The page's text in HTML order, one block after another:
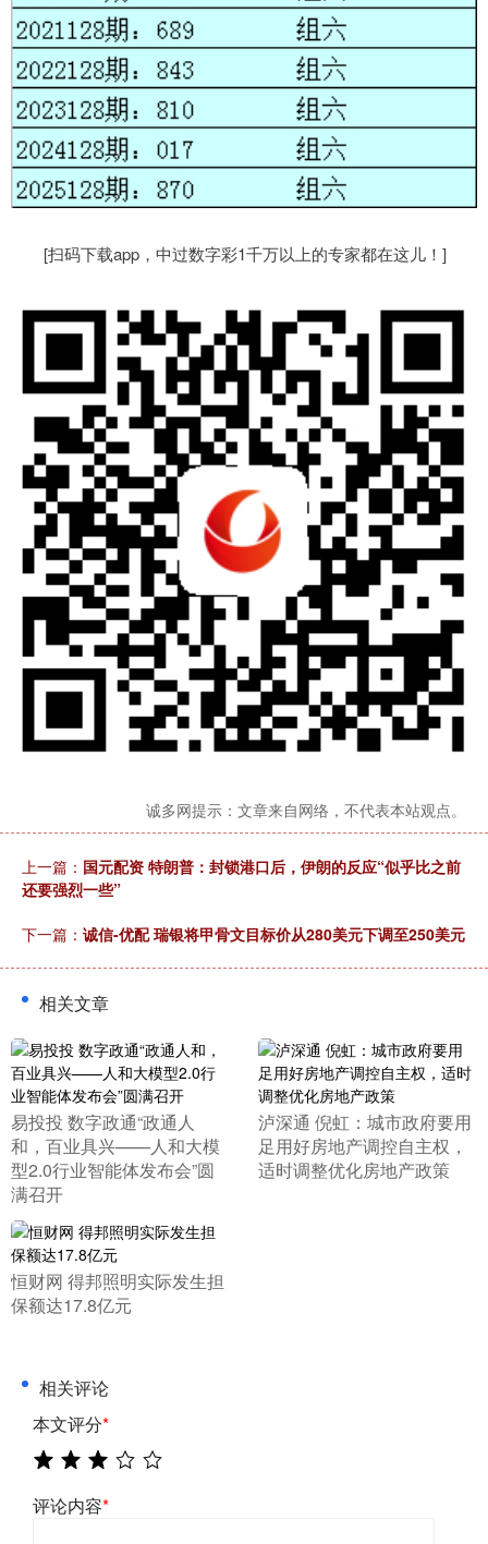
[扫码下载app，中过数字彩1千万以上的专家都在这儿！]
诚多网提示：文章来自网络，不代表本站观点。
上一篇： 国元配资 特朗普：封锁港口后，伊朗的反应“似乎比之前
还要强烈一些”
下一篇： 诚信-优配 瑞银将甲骨文目标价从280美元下调至250美元
相关文章
​易投投 数字政通“政通人
和，百业具兴——人和大模
型2.0行业智能体发布会”圆
满召开
​泸深通 倪虹：城市政府要用
足用好房地产调控自主权，
适时调整优化房地产政策
​恒财网 得邦照明实际发生担
保额达17.8亿元
相关评论
本文评分*
评论内容*